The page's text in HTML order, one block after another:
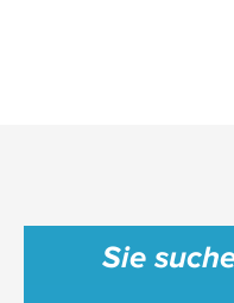
Sie